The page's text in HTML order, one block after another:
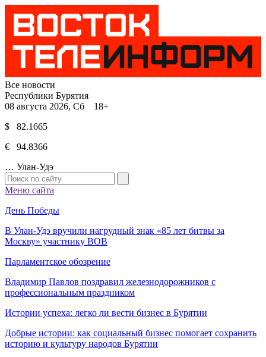
Все новости
Республики Бурятия
08 августа 2026, Сб 18+
$ 82.1665
€ 94.8366
… Улан-Удэ
Меню сайта
День Победы
В Улан-Удэ вручили нагрудный знак «85 лет битвы за
Москву» участнику ВОВ
Парламентское обозрение
Владимир Павлов поздравил железнодорожников с
профессиональным праздником
Истории успеха: легко ли вести бизнес в Бурятии
Добрые истории: как социальный бизнес помогает сохранить
историю и культуру народов Бурятии